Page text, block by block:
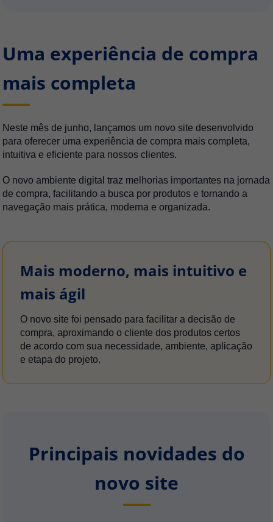
Uma experiência de compra
mais completa
Neste mês de junho, lançamos um novo site desenvolvido
para oferecer uma experiência de compra mais completa,
intuitiva e eficiente para nossos clientes.
O novo ambiente digital traz melhorias importantes na jornada
de compra, facilitando a busca por produtos e tornando a
navegação mais prática, moderna e organizada.
Mais moderno, mais intuitivo e
mais ágil
O novo site foi pensado para facilitar a decisão de
compra, aproximando o cliente dos produtos certos
de acordo com sua necessidade, ambiente, aplicação
e etapa do projeto.
Principais novidades do
novo site